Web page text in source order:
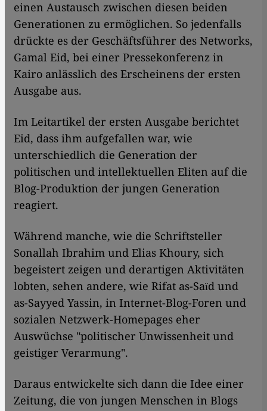
einen Austausch zwischen diesen beiden
Generationen zu ermöglichen. So jedenfalls
drückte es der Geschäftsführer des Networks,
Gamal Eid, bei einer Pressekonferenz in
Kairo anlässlich des Erscheinens der ersten
Ausgabe aus.
Im Leitartikel der ersten Ausgabe berichtet
Eid, dass ihm aufgefallen war, wie
unterschiedlich die Generation der
politischen und intellektuellen Eliten auf die
Blog-Produktion der jungen Generation
reagiert.
Während manche, wie die Schriftsteller
Sonallah Ibrahim und Elias Khoury, sich
begeistert zeigen und derartigen Aktivitäten
lobten, sehen andere, wie Rifat as-Saїd und
as-Sayyed Yassin, in Internet-Blog-Foren und
sozialen Netzwerk-Homepages eher
Auswüchse "politischer Unwissenheit und
geistiger Verarmung".
Daraus entwickelte sich dann die Idee einer
Zeitung, die von jungen Menschen in Blogs